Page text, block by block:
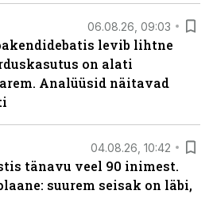
06.08.26, 09:03
levib lihtne
on alati
Analüüsid näitavad
04.08.26, 10:42
tänavu veel 90 inimest.
suurem seisak on läbi,